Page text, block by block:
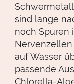
sind lange
noch Spuren
auf Wasser
passende
Chlorella-